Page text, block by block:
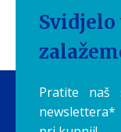
Svidjelo
Pratite naš